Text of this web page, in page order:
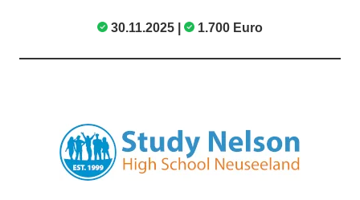
30.11.2025 | 1.700 Euro